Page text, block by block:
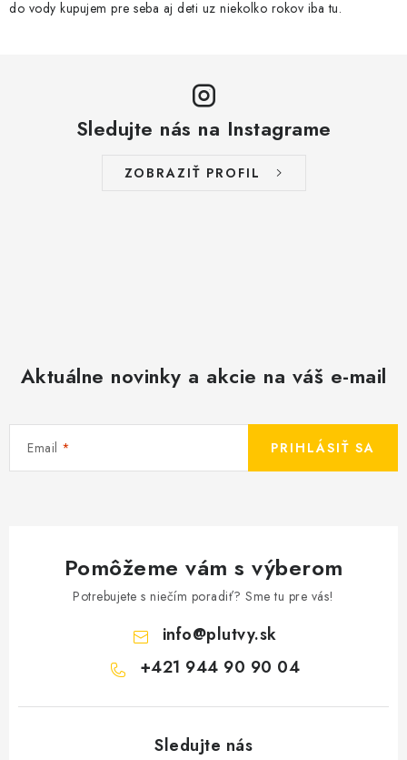
do vody kupujem pre seba aj deti uz niekolko rokov iba tu.
Sledujte nás na Instagrame
ZOBRAZIŤ PROFIL
Aktuálne novinky a akcie na váš e-mail
Email PRIHLÁSIŤ SA
Pomôžeme vám s výberom
Potrebujete s niečím poradiť? Sme tu pre vás!
info@plutvy.sk
+421 944 90 90 04